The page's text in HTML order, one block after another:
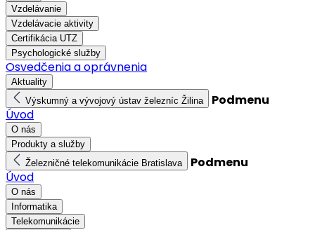
Vzdelávanie
Vzdelávacie aktivity
Certifikácia UTZ
Psychologické služby
Osvedčenia a oprávnenia
Aktuality
Výskumný a vývojový ústav železníc Žilina
Podmenu
Úvod
O nás
Produkty a služby
Železničné telekomunikácie Bratislava
Podmenu
Úvod
O nás
Informatika
Telekomunikácie